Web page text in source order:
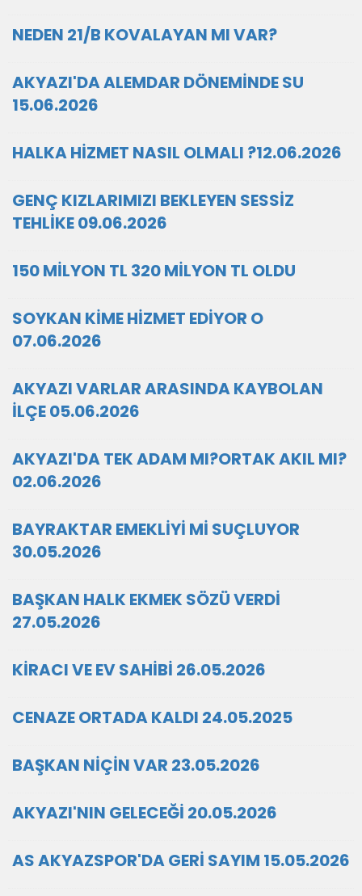
NEDEN 21/B KOVALAYAN MI VAR?
AKYAZI'DA ALEMDAR DÖNEMİNDE SU
15.06.2026
HALKA HİZMET NASIL OLMALI ?12.06.2026
GENÇ KIZLARIMIZI BEKLEYEN SESSİZ
TEHLİKE 09.06.2026
150 MİLYON TL 320 MİLYON TL OLDU
SOYKAN KİME HİZMET EDİYOR O
07.06.2026
AKYAZI VARLAR ARASINDA KAYBOLAN
İLÇE 05.06.2026
AKYAZI'DA TEK ADAM MI?ORTAK AKIL MI?
02.06.2026
BAYRAKTAR EMEKLİYİ Mİ SUÇLUYOR
30.05.2026
BAŞKAN HALK EKMEK SÖZÜ VERDİ
27.05.2026
KİRACI VE EV SAHİBİ 26.05.2026
CENAZE ORTADA KALDI 24.05.2025
BAŞKAN NİÇİN VAR 23.05.2026
AKYAZI'NIN GELECEĞİ 20.05.2026
AS AKYAZSPOR'DA GERİ SAYIM 15.05.2026